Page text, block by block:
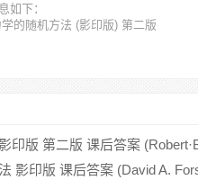
如下：
的随机方法 (影印版) 第二版
印版 第二版 课后答案
影印版 课后答案 (David A.